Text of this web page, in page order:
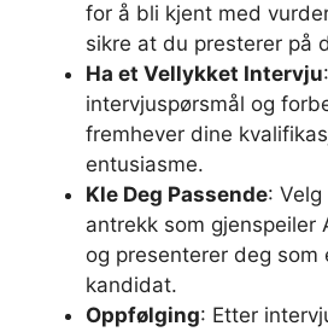
for å bli kjent med
sikre at du presterer på
Ha et Vellykket Intervju
intervjuspørsmål og
fremhever dine
entusiasme.
Kle Deg Passende:
antrekk som
og presenterer deg som
kandidat.
Oppfølging: Etter